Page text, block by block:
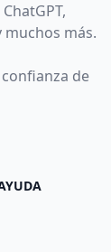
muchos más.
de